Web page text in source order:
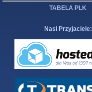
TABELA PLK
Nasi Przyjaciele: